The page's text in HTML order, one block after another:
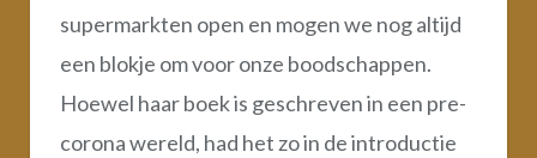
supermarkten open en mogen we nog altijd
een blokje om voor onze boodschappen.
Hoewel haar boek is geschreven in een pre-
corona wereld, had het zo in de introductie